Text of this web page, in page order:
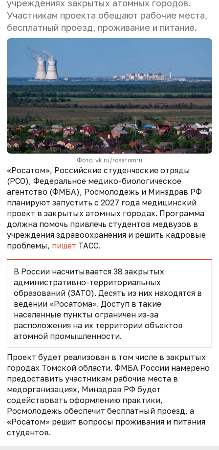
учреждениях закрытых атомных городов.
Участникам проекта обещают рабочие места,
бесплатный проезд, проживание и питание.
Фото: vk.ru/rosatomru
«Росатом», Российские студенческие отряды
(РСО), Федеральное медико-биологическое
агентство (ФМБА), Росмолодежь и Минздрав РФ
планируют запустить с 2027 года медицинский
проект в закрытых атомных городах. Программа
должна помочь привлечь студентов медвузов в
учреждения здравоохранения и решить кадровые
проблемы, пишет ТАСС.
В России насчитывается 38 закрытых
административно-территориальных
образований (ЗАТО). Десять из них находятся в
ведении «Росатома». Доступ в такие
населенные пункты ограничен из-за
расположения на их территории объектов
атомной промышленности.
Проект будет реализован в том числе в закрытых
городах Томской области. ФМБА России намерено
предоставить участникам рабочие места в
медорганизациях, Минздрав РФ будет
содействовать оформлению практики,
Росмолодежь обеспечит бесплатный проезд, а
«Росатом» решит вопросы проживания и питания
студентов.